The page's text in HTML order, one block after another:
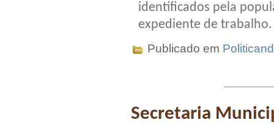
identificados pela
expediente de trabalho.
Publicado em
Secretaria